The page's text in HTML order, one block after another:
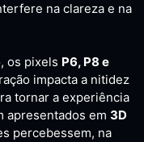
na clareza e na
os pixels P6, P8 e
impacta a nitidez
tornar a experiência
apresentados em 3D
percebessem, na